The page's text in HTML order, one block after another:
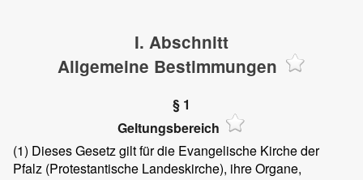
I. Abschnitt
Allgemeine Bestimmungen
§ 1
Geltungsbereich
(1) Dieses Gesetz gilt für die Evangelische Kirche der
Pfalz (Protestantische Landeskirche), ihre Organe,